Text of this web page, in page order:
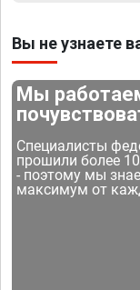
Вы не узнаете
Мы
Специалисты
прошили более
- поэтому мы
максимум от